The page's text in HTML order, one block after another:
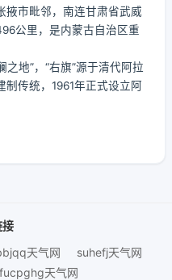
掖市毗邻，南连甘肃省武威
公里，是内蒙古自治区重
之地”，“右旗”源于清代阿拉
传统，1961年正式设立阿
接
天气网
suhefj天气网
天气网